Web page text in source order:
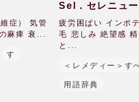
症） 気管
麻痺 衰...
す
Sel．セレニュ
疲労困ぱい インポ
毛 悲しみ 絶望感
と...
＜レメディー＞す
用語辞典